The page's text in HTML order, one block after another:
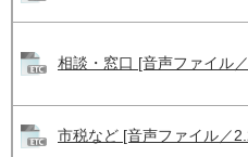
相談・窓口 [音声ファイル
市税など [音声ファイル／